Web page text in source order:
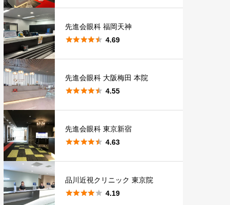
先進会眼科 福岡天神
 4.69
先進会眼科 大阪梅田 本院
 4.55
先進会眼科 東京新宿
 4.63
品川近視クリニック 東京院
 4.19